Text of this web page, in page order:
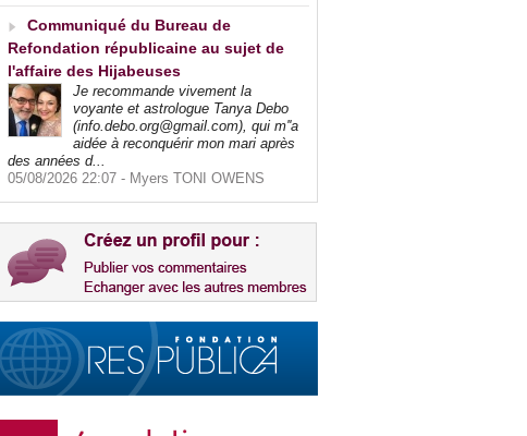
Communiqué du Bureau de
Refondation républicaine au sujet de
l'affaire des Hijabeuses
Je recommande vivement la
voyante et astrologue Tanya Debo
(info.debo.org@gmail.com), qui m''a
aidée à reconquérir mon mari après
des années d...
05/08/2026 22:07 - Myers TONI OWENS